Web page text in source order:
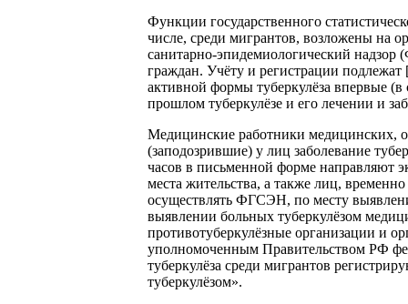
Функции государственного
числе, среди мигрантов, возложены на
санитарно-эпидемиологический
граждан. Учёту и регистрации
активной формы туберкулёза впервые (в
прошлом туберкулёзе и его лечении и
Медицинские работники медицинских,
(заподозрившие) у лиц заболевание
часов в письменной форме направляют
места жительства, а также лиц,
осуществлять ФГСЭН, по месту
выявлении больных туберкулёзом
противотуберкулёзные организации и
уполномоченным Правительством РФ
туберкулёза среди мигрантов
туберкулёзом».